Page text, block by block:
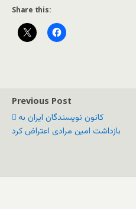
Share this:
Previous Post
کانون نویسندگان ایران به
بازداشت امین مرادی اعتراض کرد